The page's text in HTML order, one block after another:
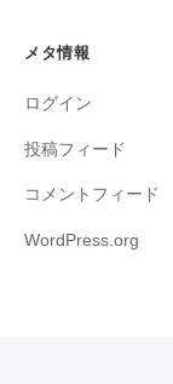
メタ情報
ログイン
投稿フィード
コメントフィード
WordPress.org